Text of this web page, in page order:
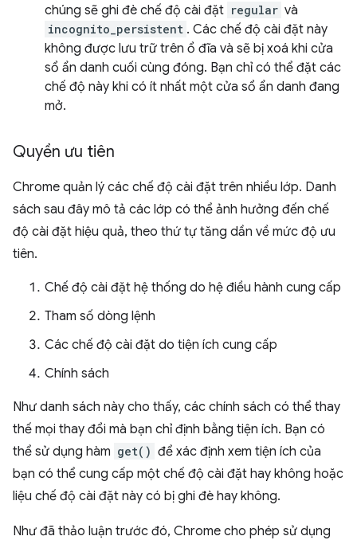
chúng sẽ ghi đè chế độ cài đặt regular và
incognito_persistent . Các chế độ cài đặt này
không được lưu trữ trên ổ đĩa và sẽ bị xoá khi cửa
sổ ẩn danh cuối cùng đóng. Bạn chỉ có thể đặt các
chế độ này khi có ít nhất một cửa sổ ẩn danh đang
mở.
Quyền ưu tiên
Chrome quản lý các chế độ cài đặt trên nhiều lớp. Danh
sách sau đây mô tả các lớp có thể ảnh hưởng đến chế
độ cài đặt hiệu quả, theo thứ tự tăng dần về mức độ ưu
tiên.
Chế độ cài đặt hệ thống do hệ điều hành cung cấp
Tham số dòng lệnh
Các chế độ cài đặt do tiện ích cung cấp
Chính sách
Như danh sách này cho thấy, các chính sách có thể thay
thế mọi thay đổi mà bạn chỉ định bằng tiện ích. Bạn có
thể sử dụng hàm get() để xác định xem tiện ích của
bạn có thể cung cấp một chế độ cài đặt hay không hoặc
liệu chế độ cài đặt này có bị ghi đè hay không.
Như đã thảo luận trước đó, Chrome cho phép sử dụng